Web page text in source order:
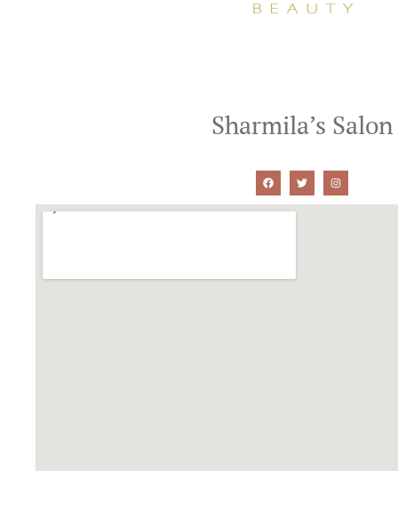
Sharmila’s Salon